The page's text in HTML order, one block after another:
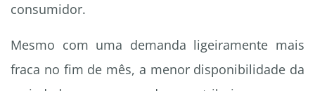
consumidor.
Mesmo com uma demanda ligeiramente mais
fraca no fim de mês, a menor disponibilidade da